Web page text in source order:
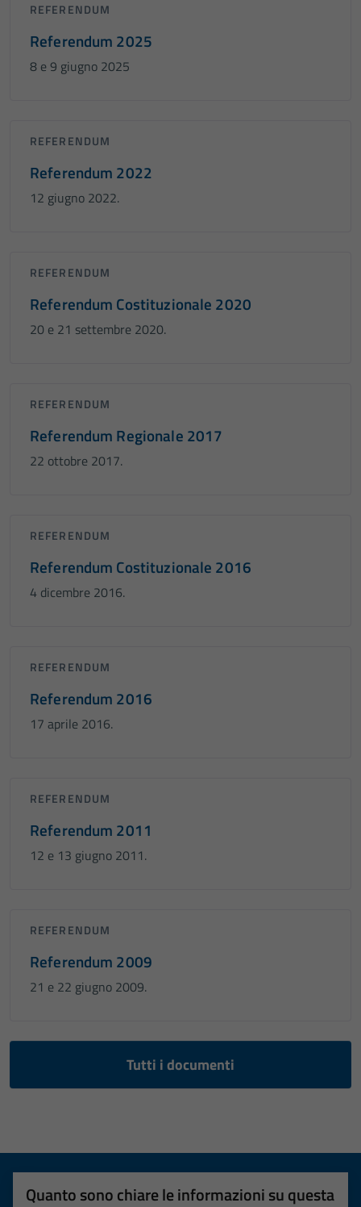
REFERENDUM
Referendum 2025
8 e 9 giugno 2025
REFERENDUM
Referendum 2022
12 giugno 2022.
REFERENDUM
Referendum Costituzionale 2020
20 e 21 settembre 2020.
REFERENDUM
Referendum Regionale 2017
22 ottobre 2017.
REFERENDUM
Referendum Costituzionale 2016
4 dicembre 2016.
REFERENDUM
Referendum 2016
17 aprile 2016.
REFERENDUM
Referendum 2011
12 e 13 giugno 2011.
REFERENDUM
Referendum 2009
21 e 22 giugno 2009.
Tutti i documenti
Quanto sono chiare le informazioni su questa